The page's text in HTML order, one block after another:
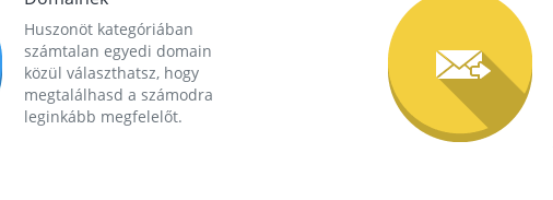
Huszonöt kategóriában
számtalan egyedi domain
közül választhatsz, hogy
megtalálhasd a számodra
leginkább megfelelőt.